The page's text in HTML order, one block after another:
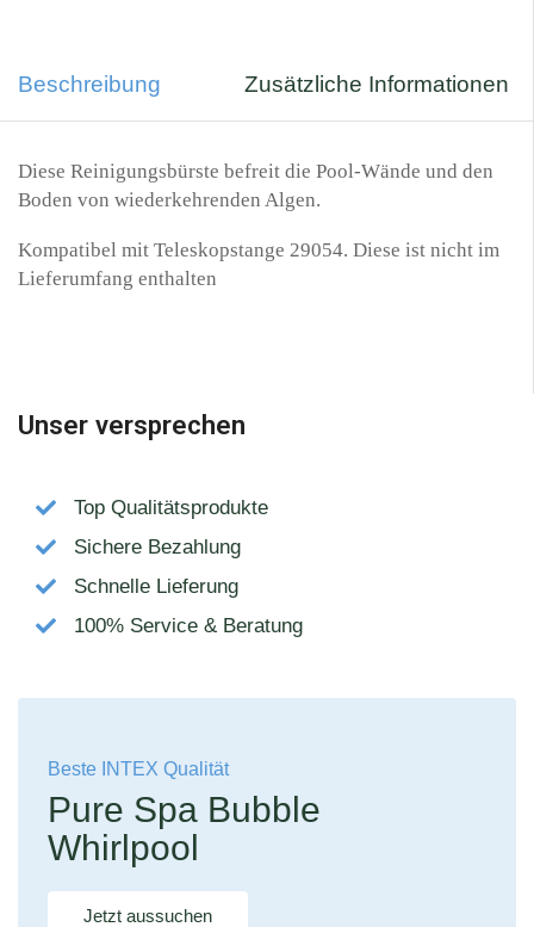
Beschreibung Zusätzliche Informationen
Diese Reinigungsbürste befreit die Pool-Wände und den
Boden von wiederkehrenden Algen.
Kompatibel mit Teleskopstange 29054. Diese ist nicht im
Lieferumfang enthalten
Unser versprechen
Top Qualitätsprodukte
Sichere Bezahlung
Schnelle Lieferung
100% Service & Beratung
Beste INTEX Qualität
Pure Spa Bubble
Whirlpool
Jetzt aussuchen